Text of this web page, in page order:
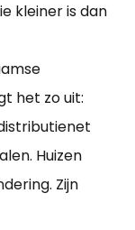
kleiner is dan
het zo uit:
Huizen
Zijn